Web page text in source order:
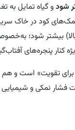
شودو گیاه تمایل به
کود در خاک
کنار پنجره‌های
تقویت» است و هم
فشار نمکی و شیمیایی